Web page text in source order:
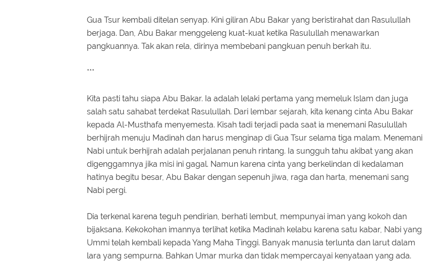
Gua Tsur kembali ditelan senyap. Kini giliran Abu Bakar yang beristirahat dan Rasulullah
berjaga. Dan, Abu Bakar menggeleng kuat-kuat ketika Rasulullah menawarkan
pangkuannya. Tak akan rela, dirinya membebani pangkuan penuh berkah itu.
***
Kita pasti tahu siapa Abu Bakar. Ia adalah lelaki pertama yang memeluk Islam dan juga
salah satu sahabat terdekat Rasulullah. Dari lembar sejarah, kita kenang cinta Abu Bakar
kepada Al-Musthafa menyemesta. Kisah tadi terjadi pada saat ia menemani Rasulullah
berhijrah menuju Madinah dan harus menginap di Gua Tsur selama tiga malam. Menemani
Nabi untuk berhijrah adalah perjalanan penuh rintang. Ia sungguh tahu akibat yang akan
digenggamnya jika misi ini gagal. Namun karena cinta yang berkelindan di kedalaman
hatinya begitu besar, Abu Bakar dengan sepenuh jiwa, raga dan harta, menemani sang
Nabi pergi.
Dia terkenal karena teguh pendirian, berhati lembut, mempunyai iman yang kokoh dan
bijaksana. Kekokohan imannya terlihat ketika Madinah kelabu karena satu kabar, Nabi yang
Ummi telah kembali kepada Yang Maha Tinggi. Banyak manusia terlunta dan larut dalam
lara yang sempurna. Bahkan Umar murka dan tidak mempercayai kenyataan yang ada.